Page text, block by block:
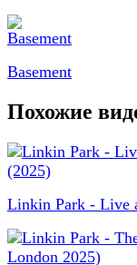
Basement
Похожие
Linkin Park - Live